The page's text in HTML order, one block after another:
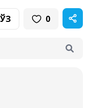
ЎЗ 0